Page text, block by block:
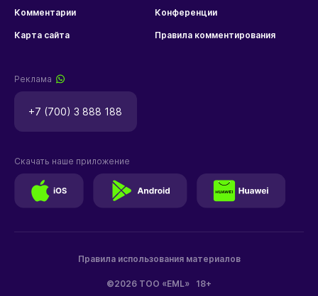
Комментарии Конференции
Карта сайта Правила комментирования
Реклама
+7 (700) 3 888 188
©2026 ТОО «EML» 18+
Правила использования материалов
Скачать наше приложение